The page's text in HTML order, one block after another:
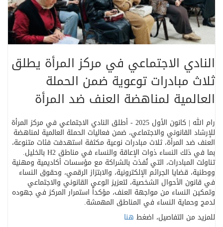
النادي الاجتماعي في مركز المرأة يطلق
ثلاث مبادرات توعوية ضمن الحملة
العالمية لمناهضة العنف ضد المرأة
رام الله | كانون الأول 2025 -أطلق النادي الاجتماعي في مركز المرأة
للإرشاد القانوني والاجتماعي، ضمن فعاليات الحملة العالمية لمناهضة
العنف ضد المرأة، ثلاث مبادرات نوعية مكثفة استهدفت فئات متنوعة،
بما في ذلك النساء ذوات الإعاقة والنساء في مناطق H2 بالخليل.
تناولت المبادرات، التي نُفذت بالشراكة مع مؤسسات أكاديمية ومهنية
ووطنية، قضايا الجرائم الإلكترونية، والابتزاز الرقمي، وحقوق النساء
في قانون الأحوال الشخصية، لتعزيز الوعي القانوني والاجتماعي
وتمكين النساء من مواجهة العنف، مؤكداً استمرار المركز في جهوده
لدمج وحماية النساء في المناطق المهمشة.
للمزيد من التفاصيل، اضغط هنا